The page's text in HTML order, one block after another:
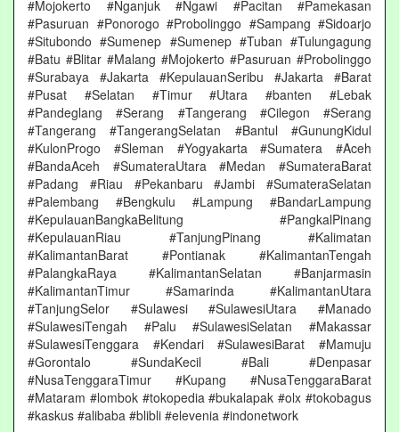
#Mojokerto #Nganjuk #Ngawi #Pacitan #Pamekasan
#Pasuruan #Ponorogo #Probolinggo #Sampang #Sidoarjo
#Situbondo #Sumenep #Sumenep #Tuban #Tulungagung
#Batu #Blitar #Malang #Mojokerto #Pasuruan #Probolinggo
#Surabaya #Jakarta #KepulauanSeribu #Jakarta #Barat
#Pusat #Selatan #Timur #Utara #banten #Lebak
#Pandeglang #Serang #Tangerang #Cilegon #Serang
#Tangerang #TangerangSelatan #Bantul #GunungKidul
#KulonProgo #Sleman #Yogyakarta #Sumatera #Aceh
#BandaAceh #SumateraUtara #Medan #SumateraBarat
#Padang #Riau #Pekanbaru #Jambi #SumateraSelatan
#Palembang #Bengkulu #Lampung #BandarLampung
#KepulauanBangkaBelitung #PangkalPinang
#KepulauanRiau #TanjungPinang #Kalimatan
#KalimantanBarat #Pontianak #KalimantanTengah
#PalangkaRaya #KalimantanSelatan #Banjarmasin
#KalimantanTimur #Samarinda #KalimantanUtara
#TanjungSelor #Sulawesi #SulawesiUtara #Manado
#SulawesiTengah #Palu #SulawesiSelatan #Makassar
#SulawesiTenggara #Kendari #SulawesiBarat #Mamuju
#Gorontalo #SundaKecil #Bali #Denpasar
#NusaTenggaraTimur #Kupang #NusaTenggaraBarat
#Mataram #lombok #tokopedia #bukalapak #olx #tokobagus
#kaskus #alibaba #blibli #elevenia #indonetwork